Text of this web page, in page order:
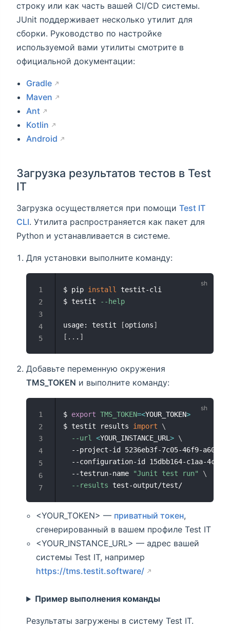
строку или как часть вашей CI/CD системы.
JUnit поддерживает несколько утилит для
сборки. Руководство по настройке
используемой вами утилиты смотрите в
официальной документации:
Gradle
Maven
Ant
Kotlin
Android
Загрузка результатов тестов в Test
IT
Загрузка осуществляется при помощи Test IT
CLI. Утилита распространяется как пакет для
Python и устанавливается в системе.
Для установки выполните команду:
$ pip install
testit-cli
$ testit
--help
usage: testit [options]
[ .. . ]
Добавьте переменную окружения
TMS_TOKEN и выполните команду:
$ export TMS_TOKEN=<YOUR_TOKEN>
$ testit results import
\
--url
<YOUR_INSTANCE_URL> \
--project-id 5236eb3f-7c05-46f9-a609-
--configuration-id 15dbb164-c1aa-
  --testrun-name
"Junit test run"
\
--results test-output/test/
<YOUR_TOKEN> — приватный токен,
сгенерированный в вашем профиле Test IT
<YOUR_INSTANCE_URL> — адрес вашей
системы Test IT, например
https://tms.testit.software/
Пример выполнения команды
Результаты загружены в систему Test IT.